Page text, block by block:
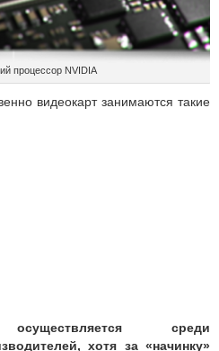
процессор NVIDIA
видеокарт занимаются такие
среди
хотя за «начинку»